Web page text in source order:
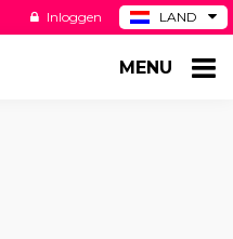
LAND
DE
Inloggen
MENU